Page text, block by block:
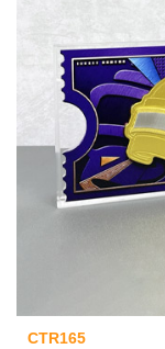
CTR165